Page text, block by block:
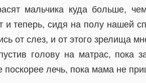
мальчика куда больше,
теперь, сидя на полу нашей
от слез, и от этого зрелища
голову на матрас, пока
поскорее лечь, пока мама не